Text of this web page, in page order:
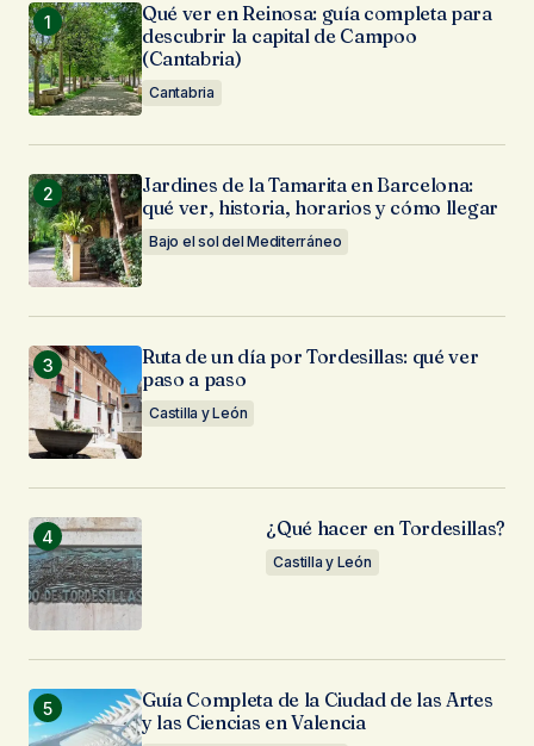
Qué ver en Reinosa: guía completa para
descubrir la capital de Campoo
(Cantabria)
Cantabria
Jardines de la Tamarita en Barcelona:
qué ver, historia, horarios y cómo llegar
Bajo el sol del Mediterráneo
Ruta de un día por Tordesillas: qué ver
paso a paso
Castilla y León
¿Qué hacer en Tordesillas?
Castilla y León
Guía Completa de la Ciudad de las Artes
y las Ciencias en Valencia